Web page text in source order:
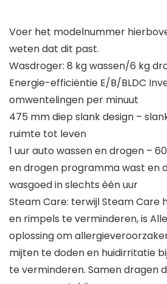
Voer het modelnummer
weten dat dit past.
Wasdroger: 8 kg wassen/6 kg
Energie-efficiëntie E/B/BLDC
omwentelingen per minuut
475 mm diep slank design –
ruimte tot leven
1 uur auto wassen en drogen –
en drogen programma wast en
wasgoed in slechts één uur
Steam Care: terwijl Steam Care
en rimpels te verminderen, is
oplossing om
mijten te doden en huidirritatie
te verminderen. Samen dragen